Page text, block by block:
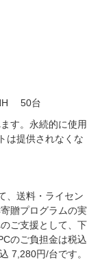
50台
す。永続的に使用
は提供されなくな
、送料・ライセン
贈プログラムの実
ご支援として、下
のご負担金は税込
7,280円/台です。